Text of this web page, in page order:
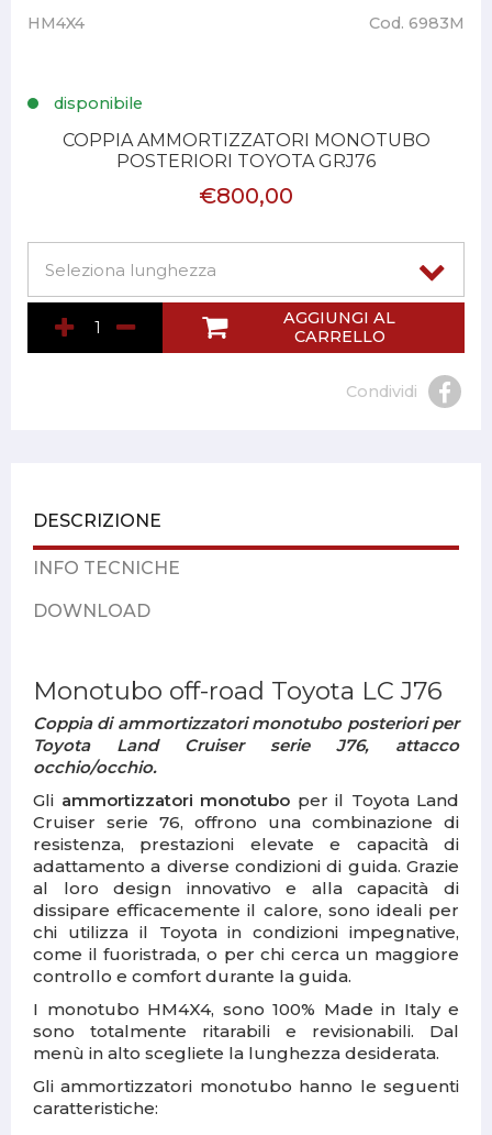
HM4X4 Cod. 6983M
disponibile
COPPIA AMMORTIZZATORI MONOTUBO
POSTERIORI TOYOTA GRJ76
€800,00
AGGIUNGI AL
CARRELLO
Condividi
DESCRIZIONE
INFO TECNICHE
DOWNLOAD
Monotubo off-road Toyota LC J76
Coppia di ammortizzatori monotubo posteriori per
Toyota Land Cruiser serie J76, attacco
occhio/occhio.
Gli ammortizzatori monotubo per il Toyota Land
Cruiser serie 76, offrono una combinazione di
resistenza, prestazioni elevate e capacità di
adattamento a diverse condizioni di guida. Grazie
al loro design innovativo e alla capacità di
dissipare efficacemente il calore, sono ideali per
chi utilizza il Toyota in condizioni impegnative,
come il fuoristrada, o per chi cerca un maggiore
controllo e comfort durante la guida.
I monotubo HM4X4, sono 100% Made in Italy e
sono totalmente ritarabili e revisionabili. Dal
menù in alto scegliete la lunghezza desiderata.
Gli ammortizzatori monotubo hanno le seguenti
caratteristiche: